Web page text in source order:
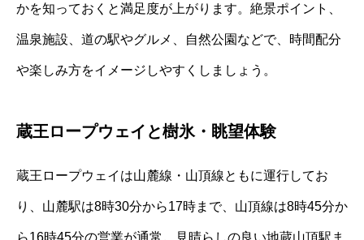
かを知っておくと満足度が上がります。絶景ポイント、
温泉施設、道の駅やグルメ、自然公園などで、時間配分
や楽しみ方をイメージしやすくしましょう。
蔵王ロープウェイと樹氷・眺望体験
蔵王ロープウェイは山麓線・山頂線ともに運行してお
り、山麓駅は8時30分から17時まで、山頂線は8時45分か
ら16時45分の営業が通常。見晴らしの良い地蔵山頂駅ま